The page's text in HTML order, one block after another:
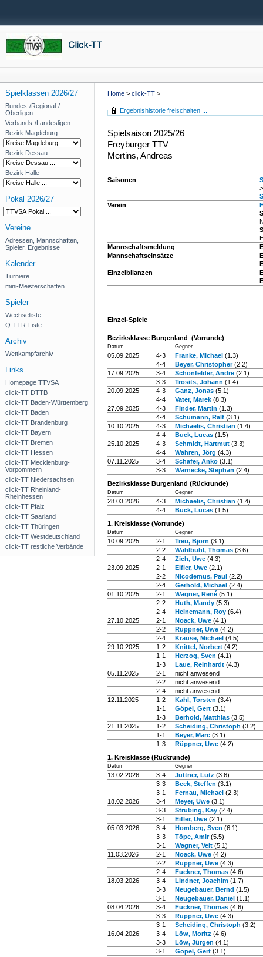
Home > click-TT >
Spielklassen 2026/27
Bundes-/Regional-/
Oberligen
Verbands-/Landesligen
Bezirk Magdeburg
Bezirk Dessau
Bezirk Halle
Pokal 2026/27
Vereine
Adressen, Mannschaften,
Spieler, Ergebnisse
Kalender
Turniere
mini-Meisterschaften
Spieler
Wechselliste
Q-TTR-Liste
Archiv
Wettkampfarchiv
Links
Homepage TTVSA
click-TT DTTB
click-TT Baden-Württemberg
click-TT Baden
click-TT Brandenburg
click-TT Bayern
click-TT Bremen
click-TT Hessen
click-TT Mecklenburg-
Vorpommern
click-TT Niedersachsen
click-TT Rheinland-
Rheinhessen
click-TT Pfalz
click-TT Saarland
click-TT Thüringen
click-TT Westdeutschland
click-TT restliche Verbände
Ergebnishistorie freischalten ...
Spielsaison 2025/26
Freyburger TTV
Mertins, Andreas
Saisonen
Verein
Mannschaftsmeldung
Mannschaftseinsätze
Einzelbilanzen
Einzel-Spiele
Bezirksklasse Burgenland (Vorrunde)
Datum Gegner
05.09.2025 4-3 Franke, Michael (1.3)
4-4
Beyer, Christopher(2.2)
17.09.2025
3-4 Schönfelder, Andre (2.1)
3-3
Trosits, Johann (1.4)
20.09.2025
4-3 Ganz, Jonas (5.1)
4-4
Vater, Marek (8.3)
27.09.2025
4-3 Finder, Martin (1.3)
4-4
Schumann, Ralf (3.1)
10.10.2025
4-3 Michaelis, Christian (1.4)
4-4
Buck, Lucas (1.5)
25.10.2025
4-3 Schmidt, Hartmut (3.3)
4-4
Wahren, Jörg (4.3)
07.11.2025
3-4 Schäfer, Anko (3.1)
3-3
Warnecke, Stephan (2.4)
Bezirksklasse Burgenland (Rückrunde)
Datum Gegner
28.03.2026 4-3 Michaelis, Christian (1.4)
4-4
Buck, Lucas (1.5)
1. Kreisklasse (Vorrunde)
Datum Gegner
10.09.2025 2-1 Treu, Björn (3.1)
2-2
Wahlbuhl, Thomas (3.6)
2-4
Zich, Uwe (4.3)
23.09.2025
2-1 Eifler, Uwe (2.1)
2-2
Nicodemus, Paul (2.2)
2-4
Gerhold, Michael (2.4)
01.10.2025
2-1 Wagner, René (5.1)
2-2
Huth, Mandy (5.3)
2-4
Heinemann, Roy (6.4)
27.10.2025
2-1 Noack, Uwe (4.1)
2-2
Rüppner, Uwe (4.2)
2-4
Krause, Michael (4.5)
29.10.2025
1-2 Knittel, Norbert (4.2)
1-1
Herzog, Sven (4.1)
1-3
Laue, Reinhardt (4.3)
05.11.2025
2-1
nicht anwesend
2-2
nicht anwesend
2-4
nicht anwesend
12.11.2025
1-2 Kahl, Torsten (3.4)
1-1
Göpel, Gert (3.1)
1-3
Berhold, Matthias (3.5)
21.11.2025
1-2 Scheiding, Christoph (3.2)
1-1
Beyer, Marc (3.1)
1-3
Rüppner, Uwe (4.2)
1. Kreisklasse (Rückrunde)
Datum Gegner
13.02.2026 3-4 Jüttner, Lutz (3.6)
3-3
Beck, Steffen (3.1)
3-1
Fernau, Michael (2.3)
18.02.2026
3-4 Meyer, Uwe (3.1)
3-3
Strübing, Kay (2.4)
3-1
Eifler, Uwe (2.1)
05.03.2026
3-4 Homberg, Sven (6.1)
3-3
Töpe, Amir(5.5)
3-1
Wagner, Veit (5.1)
11.03.2026
2-1 Noack, Uwe (4.2)
2-2
Rüppner, Uwe (4.3)
2-4
Fuckner, Thomas (4.6)
18.03.2026
3-4 Lindner, Joachim (1.7)
3-3
Neugebauer, Bernd (1.5)
3-1
Neugebauer, Daniel (1.1)
08.04.2026
3-4 Fuckner, Thomas (4.6)
3-3
Rüppner, Uwe (4.3)
3-1
Scheiding, Christoph (3.2)
16.04.2026
3-4 Löw, Moritz (4.6)
3-3
Löw, Jürgen (4.1)
3-1
Göpel, Gert (3.1)